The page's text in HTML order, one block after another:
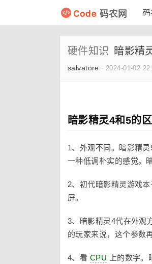
Code 码农网
硬件知识 暗影精
salvatore ·2024-01-02
暗影精灵4和5的区
1、外观不同。暗影精
一种低调朴实的感觉。
2、初代暗影精灵游戏
屏。
3、暗影精灵4代在外观
的玩家来说，这个参数
4、看 CPU 上的数字